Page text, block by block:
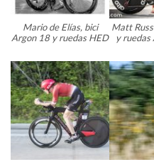
Mario de Elías, bici
Argon 18 y ruedas HED
Matt
y